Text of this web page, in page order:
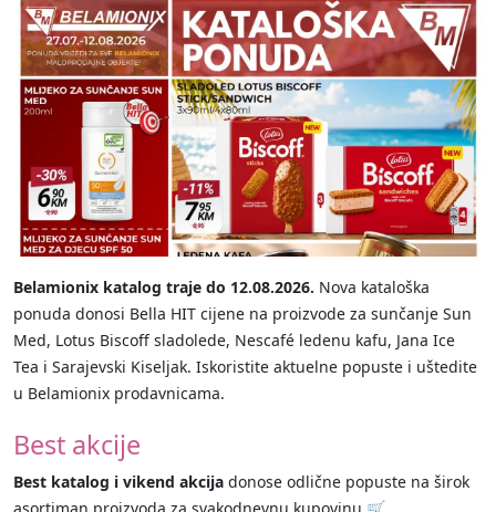
Belamionix katalog traje do 12.08.2026. Nova kataloška
ponuda donosi Bella HIT cijene na proizvode za sunčanje Sun
Med, Lotus Biscoff sladolede, Nescafé ledenu kafu, Jana Ice
Tea i Sarajevski Kiseljak. Iskoristite aktuelne popuste i uštedite
u Belamionix prodavnicama.
Best akcije
Best katalog i vikend akcija donose odlične popuste na širok
asortiman proizvoda za svakodnevnu kupovinu 🛒